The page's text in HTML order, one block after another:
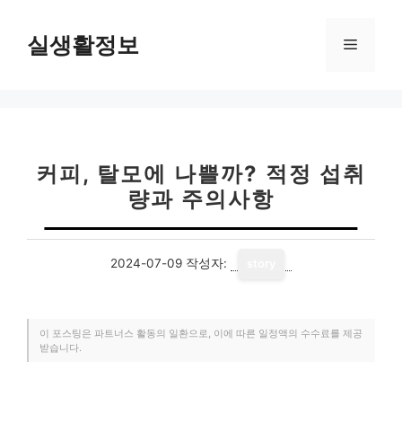
실생활정보 메
커피, 탈모에 나쁠까? 적정 섭취
량과 주의사항
2024-07-09 작성자:
이 포스팅은 파트너스 활동의 일환으로, 이에 따른 일정액의 수수료를 제공
받습니다.